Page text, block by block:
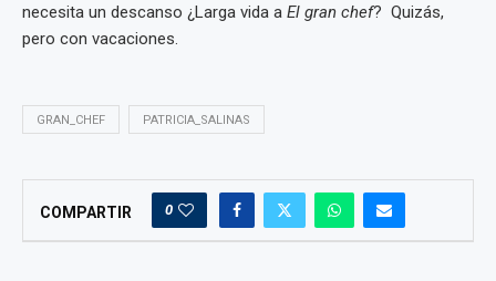
necesita un descanso ¿Larga vida a El gran chef? Quizás,
pero con vacaciones.
GRAN_CHEF PATRICIA_SALINAS
COMPARTIR 0